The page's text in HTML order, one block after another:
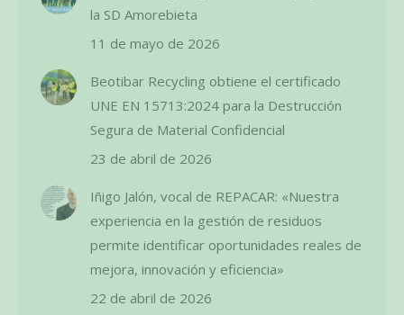
la SD Amorebieta
11 de mayo de 2026
Beotibar Recycling obtiene el certificado
UNE EN 15713:2024 para la Destrucción
Segura de Material Confidencial
23 de abril de 2026
Iñigo Jalón, vocal de REPACAR: «Nuestra
experiencia en la gestión de residuos
permite identificar oportunidades reales de
mejora, innovación y eficiencia»
22 de abril de 2026